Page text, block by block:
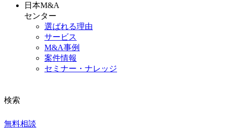
日本M&A
センター
選ばれる理由
サービス
M&A事例
案件情報
セミナー・ナレッジ
検索
無料相談